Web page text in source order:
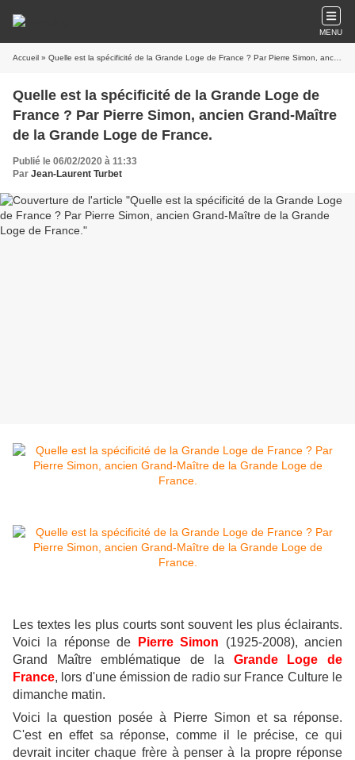
MENU
Accueil » Quelle est la spécificité de la Grande Loge de France ? Par Pierre Simon, ancien Grand-Maître de la Grande Loge de France.
Quelle est la spécificité de la Grande Loge de
France ? Par Pierre Simon, ancien Grand-Maître
de la Grande Loge de France.
Publié le 06/02/2020 à 11:33
Par Jean-Laurent Turbet
Les textes les plus courts sont souvent les plus éclairants.
Voici la réponse de
Pierre Simon (1925-2008), ancien
Grand Maître emblématique de la Grande Loge de
France, lors d'une émission de radio sur France Culture le
dimanche matin.
Voici la question posée à Pierre Simon et sa réponse.
C'est en effet sa réponse, comme il le précise, ce qui
devrait inciter chaque frère à penser à la propre réponse